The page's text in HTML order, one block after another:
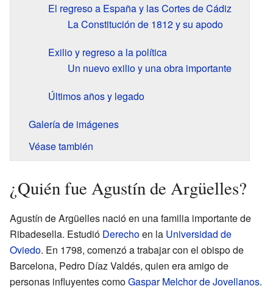
El regreso a España y las Cortes de Cádiz
La Constitución de 1812 y su apodo
Exilio y regreso a la política
Un nuevo exilio y una obra importante
Últimos años y legado
Galería de imágenes
Véase también
¿Quién fue Agustín de Argüelles?
Agustín de Argüelles nació en una familia importante de
Ribadesella. Estudió Derechoen la Universidad de
Oviedo. En 1798, comenzó a trabajar con el obispo de
Barcelona, Pedro Díaz Valdés, quien era amigo de
personas influyentes comoGaspar Melchor de Jovellanos.